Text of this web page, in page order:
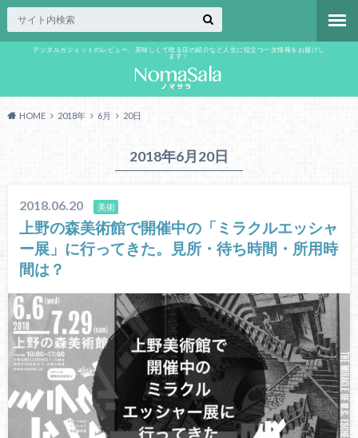
デジタルガジェットのレビュー、美味しくて唸る店の紹介など人生に役立つ一次情報をお届けし
ます！
HOME 2018年 6月 20日
2018年6月20日
2018.06.20 美術
上野の森美術館で開催中の「ミラクルエッシャ
ー展」に行ってきた。見所・待ち時間・所用時
間は？